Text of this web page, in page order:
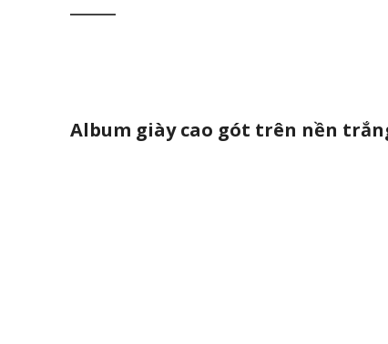
Album giày cao gót trên nền